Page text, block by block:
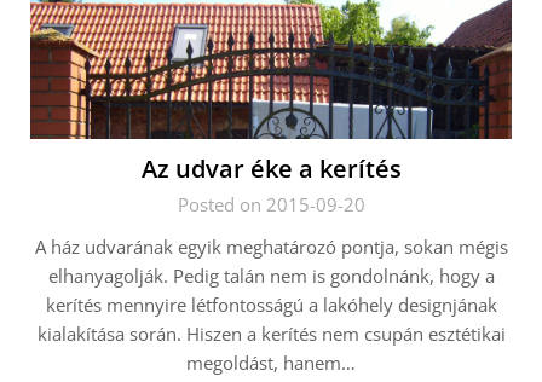
Az udvar éke a kerítés
Posted on 2015-09-20
A ház udvarának egyik meghatározó pontja, sokan mégis
elhanyagolják. Pedig talán nem is gondolnánk, hogy a
kerítés mennyire létfontosságú a lakóhely designjának
kialakítása során. Hiszen a kerítés nem csupán esztétikai
megoldást, hanem…